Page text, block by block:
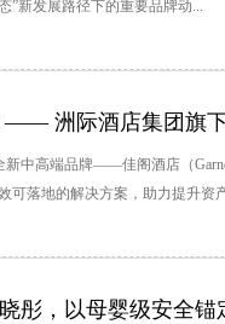
”新发展路径下的重要品牌动...
—— 洲际酒店集团旗
中高端品牌——佳阁酒店（
可落地的解决方案，助力提升资
彤，以母婴级安全锚